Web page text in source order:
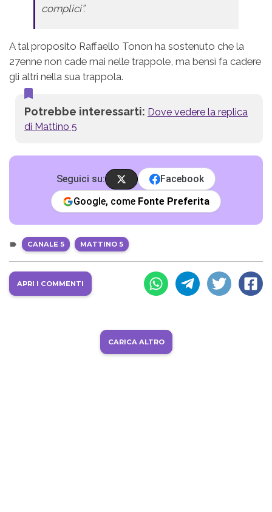
complici”.
A tal proposito Raffaello Tonon ha sostenuto che la
27enne non cade mai nelle trappole, ma bensì fa cadere
gli altri nella sua trappola.
Potrebbe interessarti: Dove vedere la replica
di Mattino 5
Seguici su:
Facebook
Google, come Fonte Preferita
CANALE 5 MATTINO 5
APRI I COMMENTI
CARICA ALTRO